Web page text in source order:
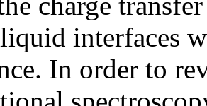
interfaces
In order to